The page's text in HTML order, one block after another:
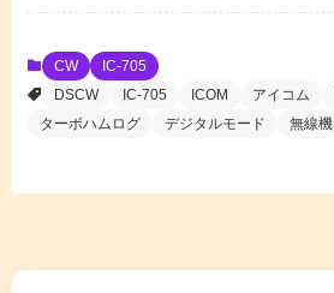
CW
IC-705
DSCW
IC-705 ICOM アイコム
ターボハムログ
デジタルモード 無線機